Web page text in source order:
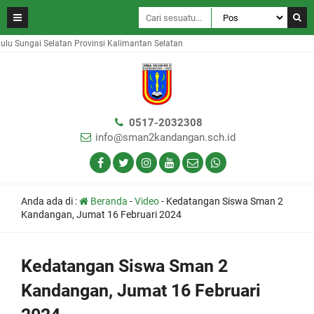
Sungai Selatan Provinsi Kalimantan Selatan
0517-2032308
info@sman2kandangan.sch.id
Anda ada di : Beranda -Video- Kedatangan Siswa Sman 2
Kandangan, Jumat 16 Februari 2024
Kedatangan Siswa Sman 2
Kandangan, Jumat 16 Februari